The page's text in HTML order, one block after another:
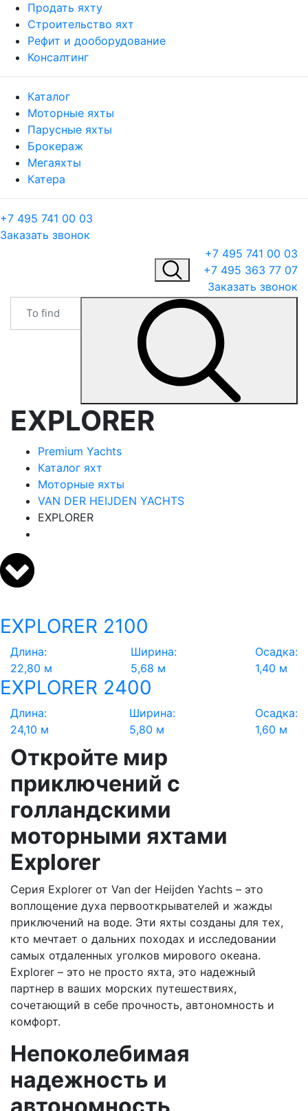
Продать яхту
Строительство яхт
Рефит и дооборудование
Консалтинг
Каталог
Моторные яхты
Парусные яхты
Брокераж
Мегаяхты
Катера
+7 495 741 00 03
Заказать звонок
+7 495 741 00 03
+7 495 363 77 07
Заказать звонок
EXPLORER
Premium Yachts
Каталог яхт
Моторные яхты
VAN DER HEIJDEN YACHTS
EXPLORER
EXPLORER 2100
Длина:
22,80 м
Ширина:
5,68 м
Осадка:
1,40 м
EXPLORER 2400
Длина:
24,10 м
Ширина:
5,80 м
Осадка:
1,60 м
Откройте мир
приключений с
голландскими
моторными яхтами
Explorer
Серия Explorer от Van der Heijden Yachts – это
воплощение духа первооткрывателей и жажды
приключений на воде. Эти яхты созданы для тех,
кто мечтает о дальних походах и исследовании
самых отдаленных уголков мирового океана.
Explorer – это не просто яхта, это надежный
партнер в ваших морских путешествиях,
сочетающий в себе прочность, автономность и
комфорт.
Непоколебимая
надежность и